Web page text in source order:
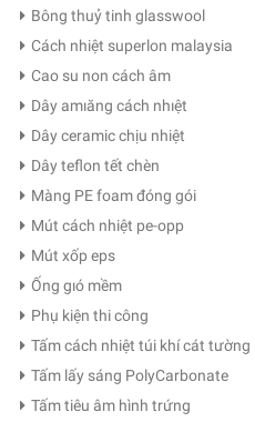
Bông thuỷ tinh glasswool
Cách nhiệt superlon malaysia
Cao su non cách âm
Dây amıăng cách nhıệt
Dây ceramic chịu nhiệt
Dây teflon tết chèn
Màng PE foam đóng gói
Mút cách nhiệt pe-opp
Mút xốp eps
Ống gıó mềm
Phụ kiện thi công
Tấm cách nhiệt túi khí cát tường
Tấm lấy sáng PolyCarbonate
Tấm tiêu âm hình trứng